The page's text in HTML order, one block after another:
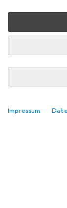
Impressum
Produktliste
Schubladenauszüge
EUR
25,90